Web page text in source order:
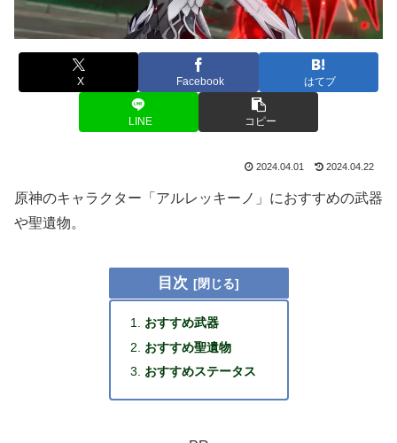
X Facebook はてブ
LINE コピー
2024.04.01 2024.04.22
原神のキャラクター「アルレッキーノ」におすすめの武器
や聖遺物。
目次
おすすめ武器
おすすめ聖遺物
おすすめステータス